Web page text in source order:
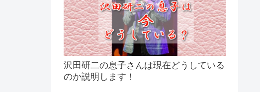
沢田研二の息子さんは現在どうしている
のか説明します！